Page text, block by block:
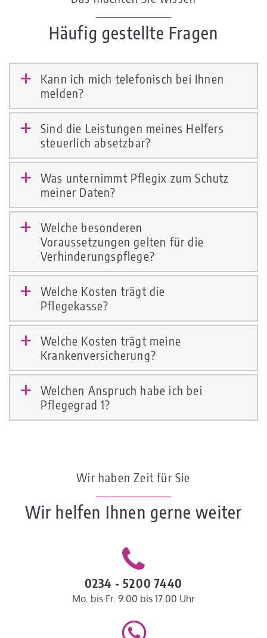
Häufig gestellte Fragen
a
Kann ich mich telefonisch bei Ihnen
melden?
a
Sind die Leistungen meines Helfers
steuerlich absetzbar?
a
Was unternimmt Pflegix zum Schutz
meiner Daten?
a
Welche besonderen
Voraussetzungen gelten für die
Verhinderungspflege?
a
Welche Kosten trägt die
Pflegekasse?
a
Welche Kosten trägt meine
Krankenversicherung?
a
Welchen Anspruch habe ich bei
Pflegegrad 1?
Wir haben Zeit für Sie
Wir helfen Ihnen gerne weiter
0234 - 5200 7440
Mo. bis Fr. 9.00 bis 17.00 Uhr